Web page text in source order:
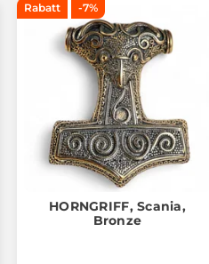
Rabatt -7%
HORNGRIFF, Scania,
Bronze